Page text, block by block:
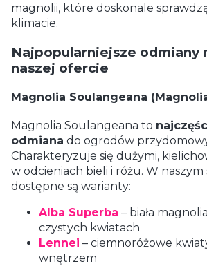
magnolii, które doskonale
klimacie.
Najpopularniejsze odmiany
naszej ofercie
Magnolia Soulangeana
Magnolia Soulangeana to
odmiana do ogrodów
Charakteryzuje się dużymi,
w odcieniach bieli i różu. W naszym
dostępne są warianty:
Alba Superba – biała
czystych kwiatach
Lennei – ciemnoróżowe
wnętrzem